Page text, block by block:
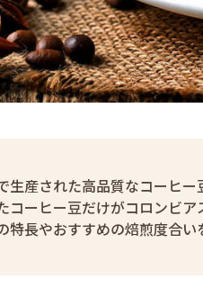
生産された高品質なコーヒ
コーヒー豆だけがコロンビ
長やおすすめの焙煎度合い